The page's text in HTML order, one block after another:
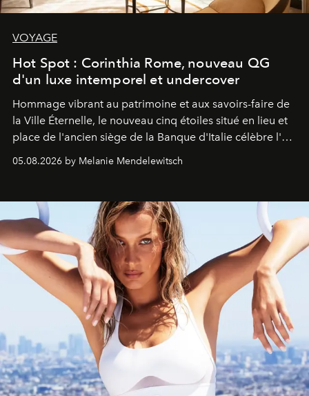
VOYAGE
Hot Spot : Corinthia Rome, nouveau QG
d'un luxe intemporel et undercover
Hommage vibrant au patrimoine et aux savoirs-faire de
la Ville Éternelle, le nouveau cinq étoiles situé en lieu et
place de l'ancien siège de la Banque d'Italie célèbre l'art
de vivre Romain dans toute son élégance intemporelle.
05.08.2026 by Melanie Mendelewitsch